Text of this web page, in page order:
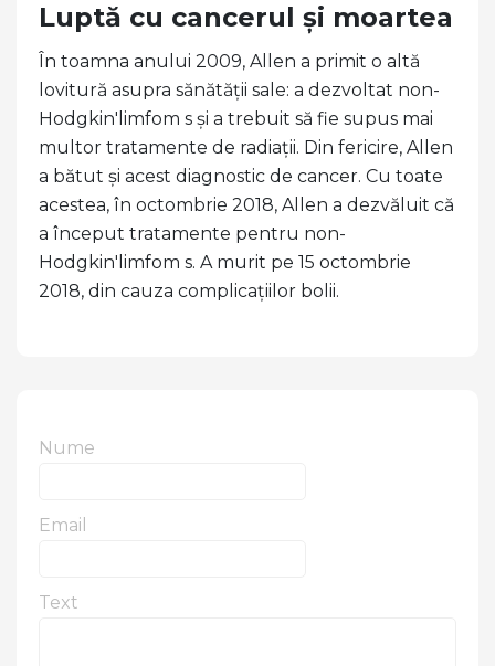
Luptă cu cancerul și moartea
În toamna anului 2009, Allen a primit o altă
lovitură asupra sănătății sale: a dezvoltat non-
Hodgkin'limfom s și a trebuit să fie supus mai
multor tratamente de radiații. Din fericire, Allen
a bătut și acest diagnostic de cancer. Cu toate
acestea, în octombrie 2018, Allen a dezvăluit că
a început tratamente pentru non-
Hodgkin'limfom s. A murit pe 15 octombrie
2018, din cauza complicațiilor bolii.
Nume
Email
Text